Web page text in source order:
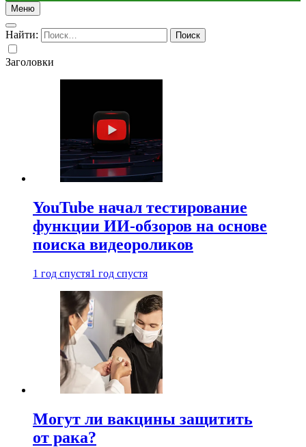
Меню
Найти:
Заголовки
YouTube начал тестирование
функции ИИ-обзоров на основе
поиска видеороликов
1 год спустя1 год спустя
Могут ли вакцины защитить
от рака?